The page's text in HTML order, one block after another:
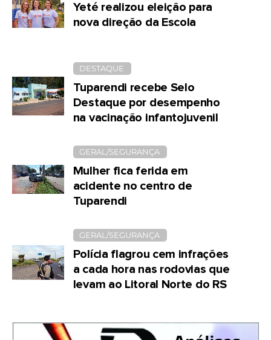
Yeté realizou eleição para
nova direção da Escola
DESTAQUE
Tuparendi recebe Selo
Destaque por desempenho
na vacinação infantojuvenil
GERAL/SEGURANÇA
Mulher fica ferida em
acidente no centro de
Tuparendi
GERAL/SEGURANÇA
Polícia flagrou cem infrações
a cada hora nas rodovias que
levam ao Litoral Norte do RS